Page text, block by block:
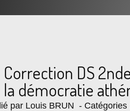
Correction DS
la démocratie
par Louis BRUN - Catégories